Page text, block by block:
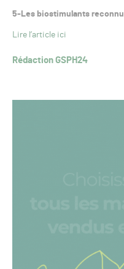
5-Les biostimulants
Lire l’article ici
Rédaction GSPH24